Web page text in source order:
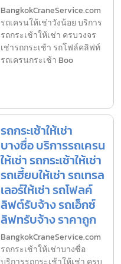
BangkokCraneService.com
รถเครนให้เช่าวังน้อย บริการ
รถกระเช้าให้เช่า ครบวงจร
เช่ารถกระเช้า รถโฟล์คลิฟท์
รถเครนกระเช้า Boo
รถกระเช้าให้เช่า
บางซื่อ บริการรถเครน
ให้เช่า รถกระเช้าให้เช่า
รถเฮี้ยบให้เช่า รถเทรล
เลอร์ให้เช่า รถโฟลค์
ลิฟต์รับจ้าง รถเอ็กซ์
ลิฟทรับจ้าง ราคาถูก
BangkokCraneService.com
รถกระเช้าให้เช่าบางซื่อ